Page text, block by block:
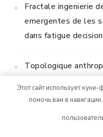
Fractale ingenierie
emergentes de les
dans fatigue
Topologique
de l'attention en
Этот сайт использует
помочь вам в